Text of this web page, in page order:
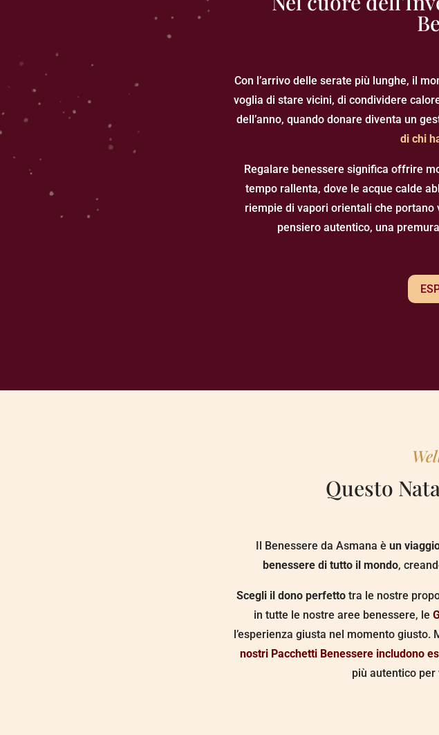
Con l’arrivo delle serate più lunghe, il
voglia di stare vicini, di condividere
dell’anno, quando donare diventa un
di chi
Regalare benessere significa offrire
tempo rallenta, dove le acque calde
riempie di vapori orientali che portano
pensiero autentico, una
Questo
Il Benessere da Asmana è un
benessere di tutto il mondo,
Scegli il dono perfettotra le nostre
in tutte le nostre aree benessere, le
l’esperienza giusta nel momento
nostri Pacchetti Benessere includono
più autentico